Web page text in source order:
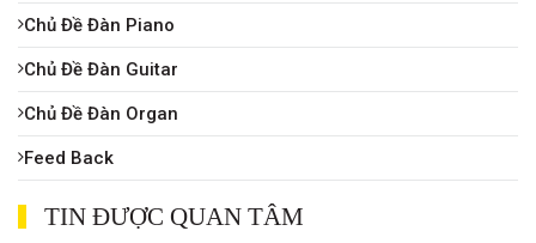
Chủ Đề Đàn Piano
Chủ Đề Đàn Guitar
Chủ Đề Đàn Organ
Feed Back
TIN ĐƯỢC QUAN TÂM